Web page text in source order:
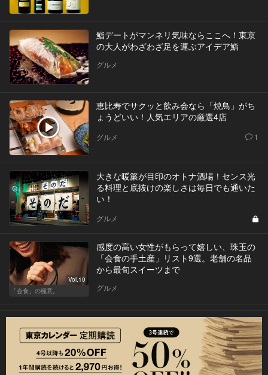
鮨デートがマンネリ気味ならここへ！東京
の大人がわざわざ足を運ぶアイデア鮨
グルメ
恵比寿でサクッと飲み会なら「焼鳥」がち
ょうどいい！人気エリアの厳選4店
グルメ 1
大きな暖簾が目印のオトナ酒場！センス光
る料理と底抜けの楽しさは毎日でも通いた
い！
グルメ
Vol.10
「会食」の極意。
感度の高い女性がもらって嬉しい、珠玉の
「会食の手土産」リスト9選。老舗の名品
から最旬スイーツまで
グルメ